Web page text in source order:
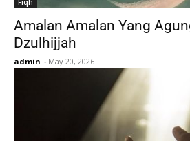
Fiqh
Amalan Amalan Yang
Dzulhijjah
admin - May 20, 2026